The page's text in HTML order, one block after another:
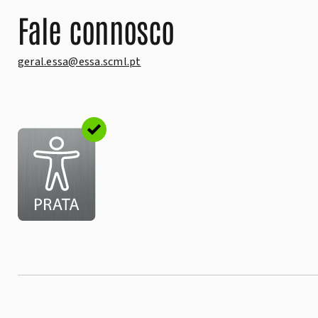
Fale connosco
geral.essa@essa.scml.pt